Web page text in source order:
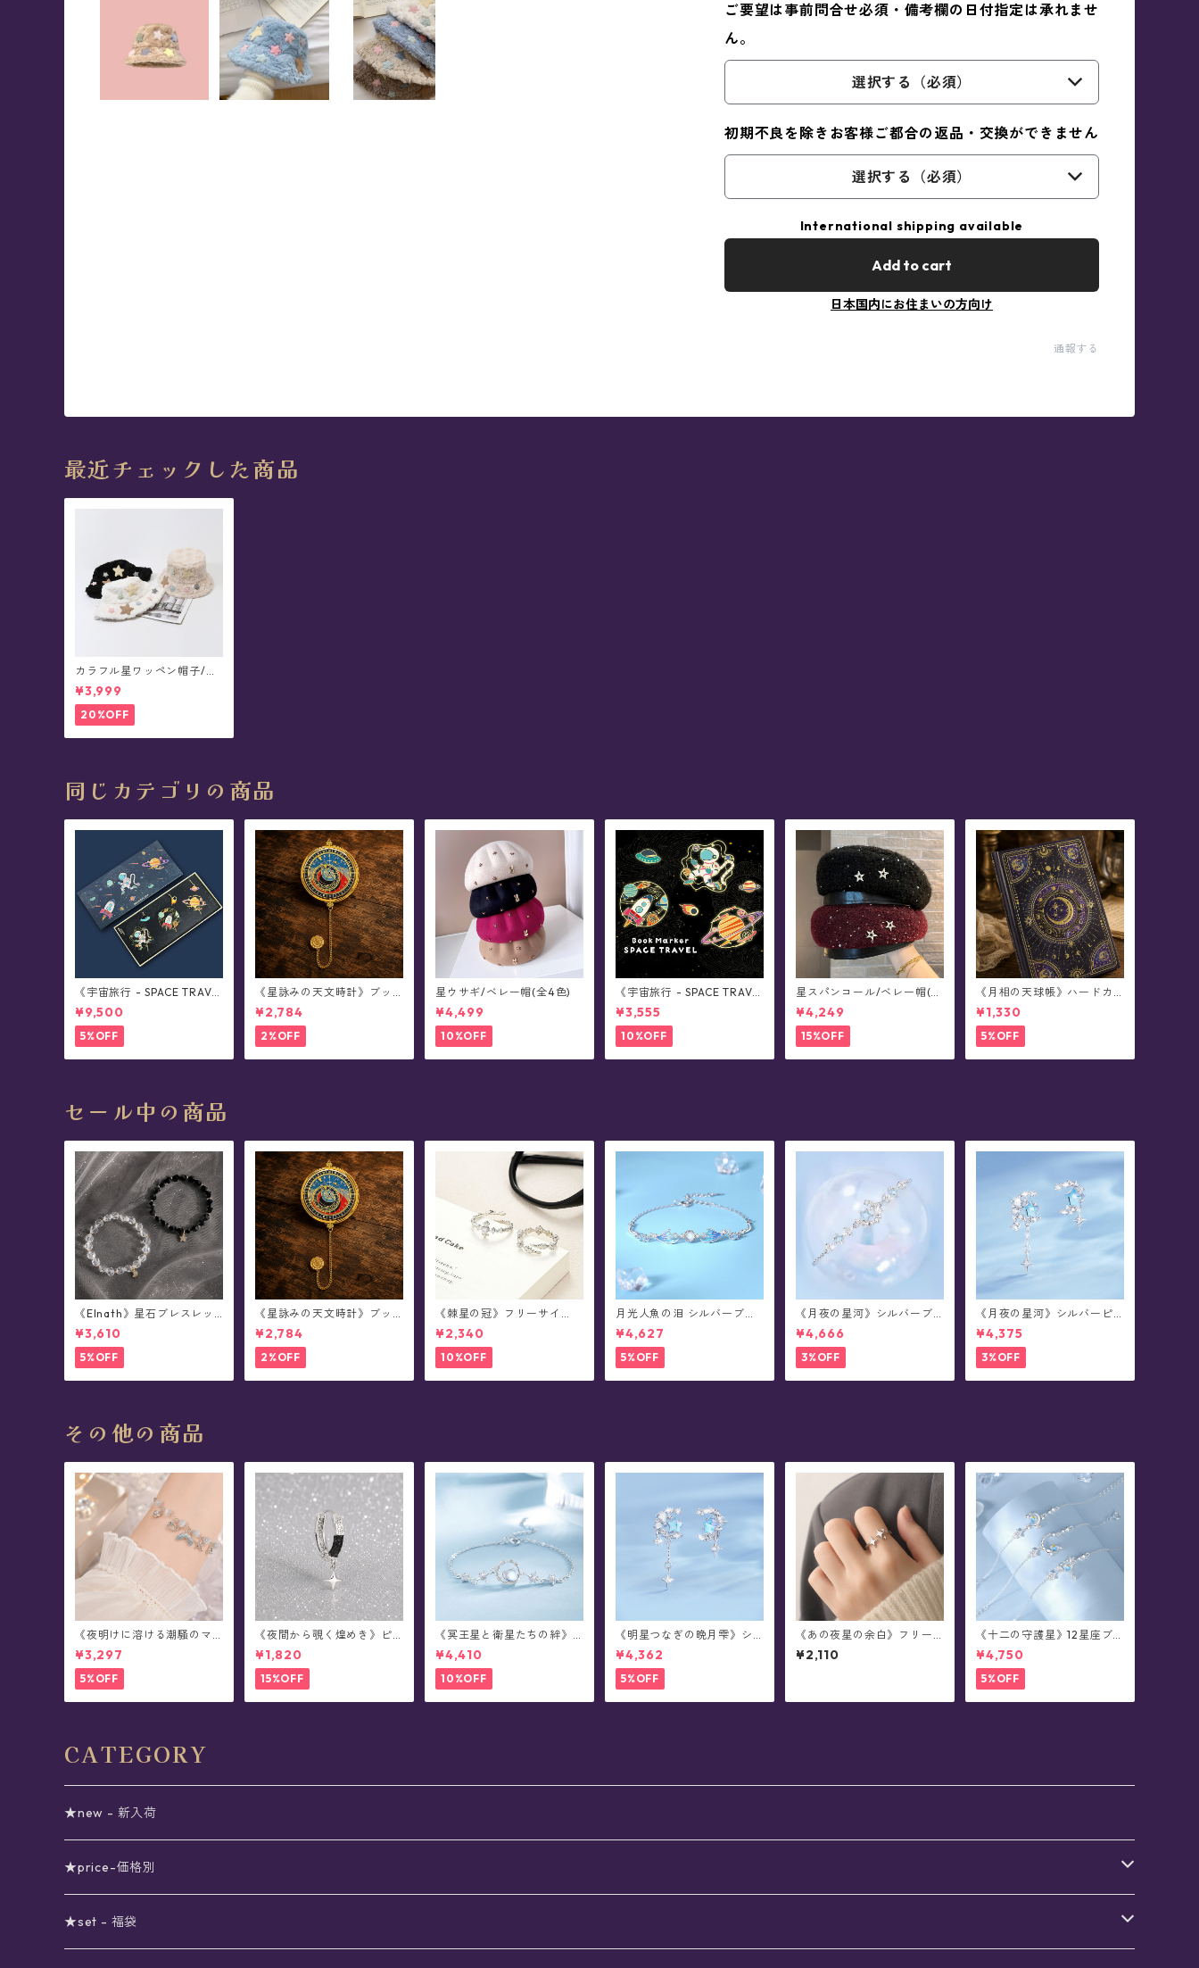
ご要望は事前問合せ必須・備考欄の日付指定は承れませ
ん。
選択する（必須）
初期不良を除きお客様ご都合の返品・交換ができません
選択する（必須）
International shipping available
Add to cart
日本国内にお住まいの方向け
通報する
最近チェックした商品
カラフル星ワッペン帽子/フ
ァジー バケットハット(全5
色)
¥3,999
20%OFF
同じカテゴリの商品
《宇宙旅行 - SPACE TRAVE
L》ブックマーカー・全3種
コンプリートボックス
¥9,500
5%OFF
《星詠みの天文時計》ブッ
クマーカー(全3種)
¥2,784
2%OFF
星ウサギ/ベレー帽(全4色)
¥4,499
10%OFF
《宇宙旅行 - SPACE TRAVE
L》ブックマーカー・ボック
ス(全3種)
¥3,555
10%OFF
星スパンコール/ベレー帽(全
4色)
¥4,249
15%OFF
《月相の天球帳》ハードカ
バーノート
¥1,330
5%OFF
セール中の商品
《Elnath》星石ブレスレッ
ト (全2色)
¥3,610
5%OFF
《星詠みの天文時計》ブッ
クマーカー(全3種)
¥2,784
2%OFF
《棘星の冠》フリーサイ
ズ・ペアデザイン・リング
(全2種)
¥2,340
10%OFF
月光人魚の泪 シルバーブレ
スレット
¥4,627
5%OFF
《月夜の星河》シルバーブ
レスレット
¥4,666
3%OFF
《月夜の星河》シルバーピ
アス/イヤリング
¥4,375
3%OFF
その他の商品
《夜明けに溶ける潮騒のマ
ーメイド》ブレスレット(全
2色)
¥3,297
5%OFF
《夜間から覗く煌めき》ピ
アス(片耳用)
¥1,820
15%OFF
《冥王星と衛星たちの絆》
シルバーブレスレット
¥4,410
10%OFF
《明星つなぎの晩月雫》シ
ルバーピアス/イヤリング
¥4,362
5%OFF
《あの夜星の余白》フリー
サイズ・リング
¥2,110
《十二の守護星》12星座ブ
レスレット
¥4,750
5%OFF
CATEGORY
★new - 新入荷
★price-価格別
セール
★set - 福袋